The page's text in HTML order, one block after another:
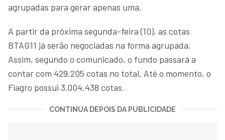
agrupadas para gerar apenas uma.
A partir da próxima segunda-feira (10), as cotas
BTAG11 já serão negociadas na forma agrupada.
Assim, segundo o comunicado, o fundo passará a
contar com 429.205 cotas no total. Até o momento, o
Fiagro possui 3.004.438 cotas.
CONTINUA DEPOIS DA PUBLICIDADE